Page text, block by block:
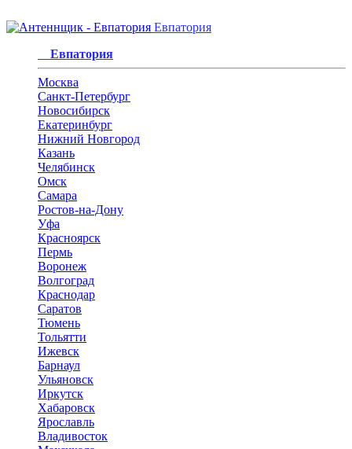
Евпатория
Евпатория
Москва
Санкт-Петербург
Новосибирск
Екатеринбург
Нижний Новгород
Казань
Челябинск
Омск
Самара
Ростов-на-Дону
Уфа
Красноярск
Пермь
Воронеж
Волгоград
Краснодар
Саратов
Тюмень
Тольятти
Ижевск
Барнаул
Ульяновск
Иркутск
Хабаровск
Ярославль
Владивосток